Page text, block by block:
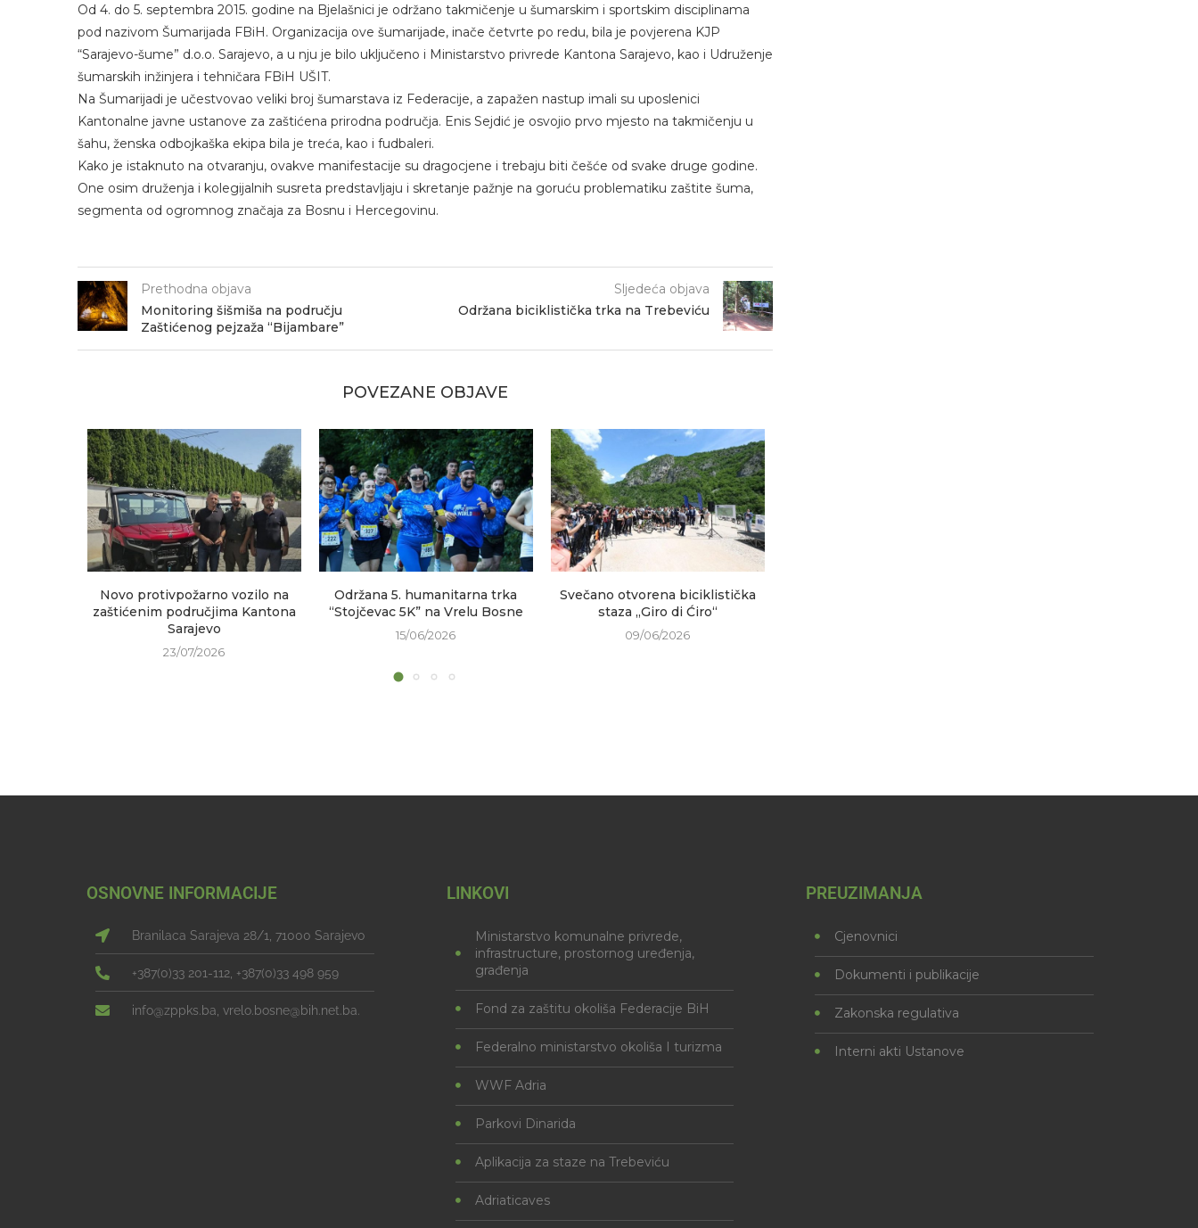
Od 4. do 5. septembra 2015. godine na Bjelašnici je održano takmičenje u šumarskim i sportskim disciplinama
pod nazivom Šumarijada FBiH. Organizacija ove šumarijade, inače četvrte po redu, bila je povjerena KJP
“Sarajevo-šume” d.o.o. Sarajevo, a u nju je bilo uključeno i Ministarstvo privrede Kantona Sarajevo, kao i Udruženje
šumarskih inžinjera i tehničara FBiH UŠIT.
Na Šumarijadi je učestvovao veliki broj šumarstava iz Federacije, a zapažen nastup imali su uposlenici
Kantonalne javne ustanove za zaštićena prirodna područja. Enis Sejdić je osvojio prvo mjesto na takmičenju u
šahu, ženska odbojkaška ekipa bila je treća, kao i fudbaleri.
Kako je istaknuto na otvaranju, ovakve manifestacije su dragocjene i trebaju biti češće od svake druge godine.
One osim druženja i kolegijalnih susreta predstavljaju i skretanje pažnje na goruću problematiku zaštite šuma,
segmenta od ogromnog značaja za Bosnu i Hercegovinu.
Prethodna objava
Monitoring šišmiša na području
Zaštićenog pejzaža “Bijambare”
Sljedeća objava
Održana biciklistička trka na Trebeviću
POVEZANE OBJAVE
Novo protivpožarno vozilo na
zaštićenim područjima Kantona
Sarajevo
23/07/2026
Održana 5. humanitarna trka
“Stojčevac 5K” na Vrelu Bosne
15/06/2026
Svečano otvorena biciklistička
staza „Giro di Ćiro“
09/06/2026
OSNOVNE INFORMACIJE
Branilaca Sarajeva 28/1, 71000 Sarajevo
+387(0)33 201-112, +387(0)33 498 959
info@zppks.ba, vrelo.bosne@bih.net.ba.
LINKOVI
Ministarstvo komunalne privrede,
infrastructure, prostornog uređenja,
građenja
Fond za zaštitu okoliša Federacije BiH
Federalno ministarstvo okoliša I turizma
WWF Adria
Parkovi Dinarida
Aplikacija za staze na Trebeviću
Adriaticaves
PREUZIMANJA
Cjenovnici
Dokumenti i publikacije
Zakonska regulativa
Interni akti Ustanove